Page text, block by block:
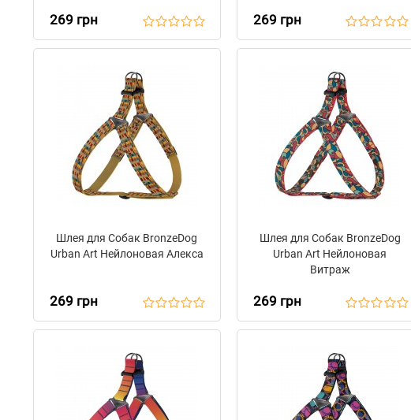
269 грн 269 грн
Шлея для Собак BronzeDog
Urban Art Нейлоновая Алекса
269 грн
Шлея для Собак BronzeDog
Urban Art Нейлоновая
Витраж
269 грн